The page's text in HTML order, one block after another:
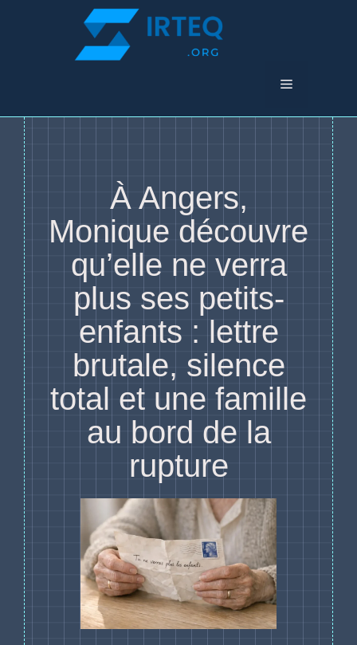
Menu
À Angers,
Monique découvre
qu’elle ne verra
plus ses petits-
enfants : lettre
brutale, silence
total et une famille
au bord de la
rupture